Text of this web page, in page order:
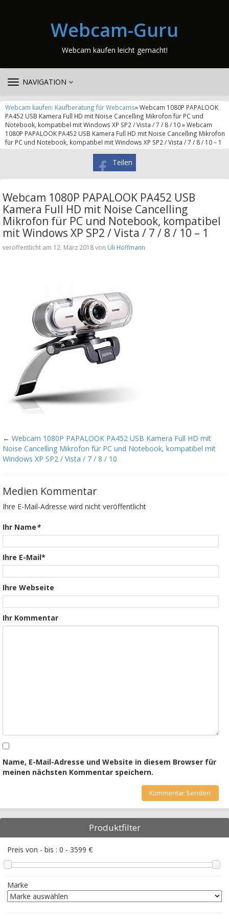
Webcam-Guru
Webcam kaufen leicht gemacht!
TOGGLE
NAVIGATION
Webcam kaufen: Kaufberatung für Webcams» Webcam 1080P PAPALOOK
PA452 USB Kamera Full HD mit Noise Cancelling Mikrofon für PC und
Notebook, kompatibel mit Windows XP SP2 / Vista / 7 / 8 / 10 » Webcam
1080P PAPALOOK PA452 USB Kamera Full HD mit Noise Cancelling Mikrofon
für PC und Notebook, kompatibel mit Windows XP SP2 / Vista / 7 / 8 / 10 – 1
Teilen
Webcam 1080P PAPALOOK PA452 USB
Kamera Full HD mit Noise Cancelling
Mikrofon für PC und Notebook, kompatibel
mit Windows XP SP2 / Vista / 7 / 8 / 10 – 1
veröffentlicht am 12. März 2018 von Uli Hoffmann
← Webcam 1080P PAPALOOK PA452 USB Kamera Full HD mit
Noise Cancelling Mikrofon für PC und Notebook, kompatibel mit
Windows XP SP2 / Vista / 7 / 8 / 10
Medien Kommentar
Ihre E-Mail-Adresse wird nicht veröffentlicht
Ihr Name*
Ihre E-Mail*
Ihre Webseite
Ihr Kommentar
Name, E-Mail-Adresse und Website in diesem Browser für
meinen nächsten Kommentar speichern.
Produktfilter
Preis von - bis : 0 - 3599 €
Marke